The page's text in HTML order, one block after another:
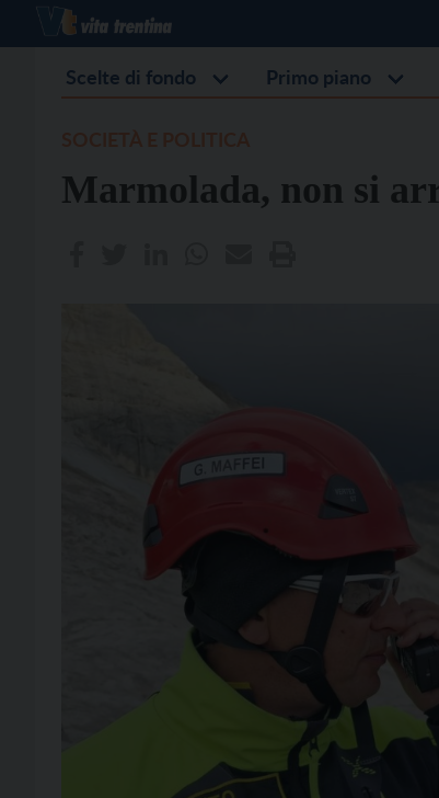
Scelte di fondo Primo piano
Marmolada, non si